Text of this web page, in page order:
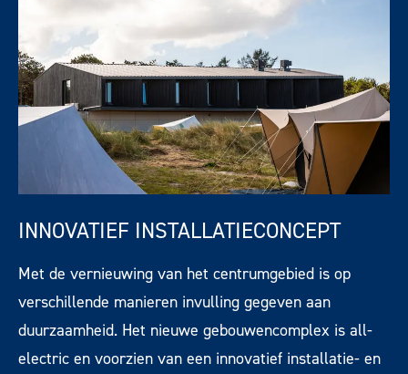
INNOVATIEF INSTALLATIECONCEPT
Met de vernieuwing van het centrumgebied is op
verschillende manieren invulling gegeven aan
duurzaamheid. Het nieuwe gebouwencomplex is all-
electric en voorzien van een innovatief installatie- en